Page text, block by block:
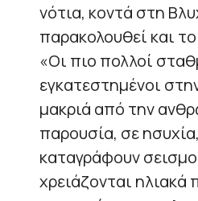
νότια, κοντά στη
παρακολουθεί και
«Οι πιο πολλοί
εγκατεστημένοι
μακριά από την
παρουσία, σε
καταγράφουν
χρειάζονται ηλιακά